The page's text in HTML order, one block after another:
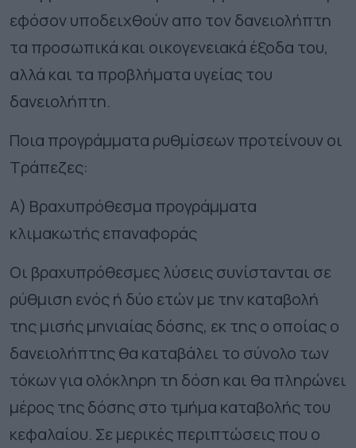
εφόσον υποδειχθούν απο τον δανειολήπτη
τα προσωπικά και οικογενειακά έξοδα του,
αλλά και τα προβλήματα υγείας του
δανειολήπτη.
Ποια προγράμματα ρυθμίσεων προτείνουν οι
Τράπεζες:
Α) Βραχυπρόθεσμα προγράμματα
κλιμακωτής επαναφοράς
Οι βραχυπρόθεσμες λύσεις συνίστανται σε
ρύθμιση ενός ή δύο ετών με την καταβολή
της μισής μηνιαίας δόσης, εκ της ο οποίας ο
δανειολήπτης θα καταβάλει το σύνολο των
τόκων για ολόκληρη τη δόση και θα πληρώνει
μέρος της δόσης στο τμήμα καταβολής του
κεφαλαίου. Σε μερικές περιπτώσεις που ο